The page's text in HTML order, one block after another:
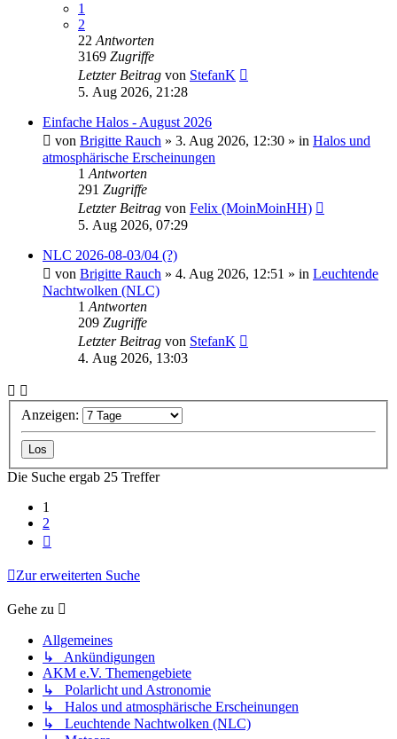
1
2
22 Antworten
3169 Zugriffe
Letzter Beitrag von StefanK
5. Aug 2026, 21:28
Einfache Halos - August 2026
von Brigitte Rauch » 3. Aug 2026, 12:30 » in Halos und
atmosphärische Erscheinungen
1 Antworten
291 Zugriffe
Letzter Beitrag von Felix (MoinMoinHH)
5. Aug 2026, 07:29
NLC 2026-08-03/04 (?)
von Brigitte Rauch » 4. Aug 2026, 12:51 » in Leuchtende
Nachtwolken (NLC)
1 Antworten
209 Zugriffe
Letzter Beitrag von StefanK
4. Aug 2026, 13:03
Anzeigen:
Die Suche ergab 25 Treffer
1
2
Zur erweiterten Suche
Gehe zu
Allgemeines
↳ Ankündigungen
AKM e.V. Themengebiete
↳ Polarlicht und Astronomie
↳ Halos und atmosphärische Erscheinungen
↳ Leuchtende Nachtwolken (NLC)